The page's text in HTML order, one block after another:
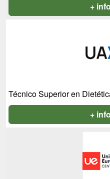
+
Técnico Superior en
+